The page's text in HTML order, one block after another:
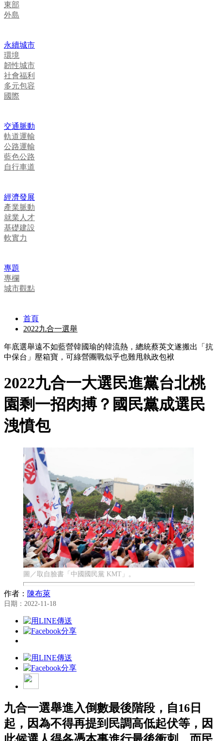
東部
外島
永續城市
環境
韌性城市
社會福利
多元包容
國際
交通脈動
軌道運輸
公路運輸
藍色公路
自行車道
經濟發展
產業脈動
就業人才
基礎建設
軟實力
專題
專欄
城市觀點
首頁
2022九合一選舉
年底選舉遠不如藍營韓國瑜的韓流熱，總統蔡英文遂搬出「抗
中保台」壓箱寶，可綠營團戰似乎也難甩執政包袱
2022九合一大選民進黨台北桃
園剩一招肉搏？國民黨成選民
洩憤包
圖／取自臉書「中國國民黨 KMT」。
作者： 陳布萊
日期：2022-11-18
九合一選舉進入倒數最後階段，自16日
起，因為不得再提到民調高低起伏等，因